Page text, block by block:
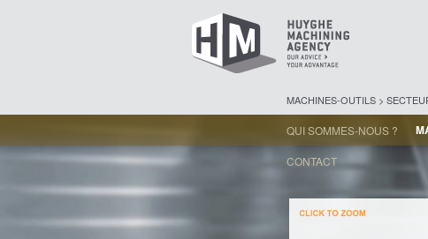
MACHINES-OUTILS >
QUI SOMMES-NOUS ?
CONTACT